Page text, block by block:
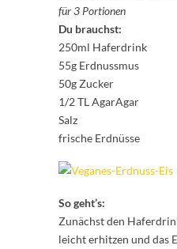
für 3 Portionen
Du brauchst:
250ml Haferdrink
55g Erdnussmus
50g Zucker
1/2 TL AgarAgar
Salz
frische Erdnüsse
So geht’s:
Zunächst den
leicht erhitzen und das